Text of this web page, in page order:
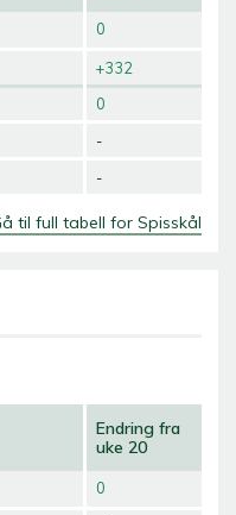
0
+332
0
-
-
til full tabell for Spisskål
Endring fra
uke 20
0